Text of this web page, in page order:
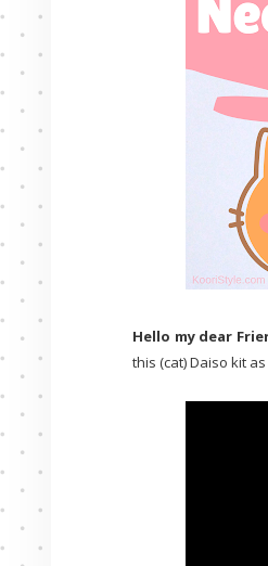
Hello my dear
this (cat) Daiso kit